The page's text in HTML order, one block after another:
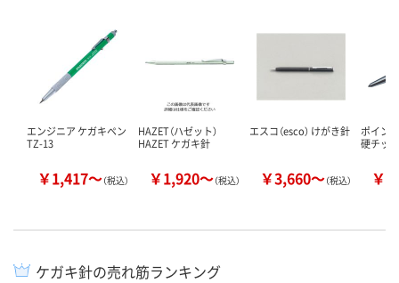
エンジニア ケガキペン
TZ-13
￥1,417～（税込）
HAZET（ハゼット）
HAZET ケガキ針
￥1,920～（税込）
エスコ（esco） けがき針
￥3,660～（税込）
ポイン
硬チッ
￥
ケガキ針の売れ筋ランキング